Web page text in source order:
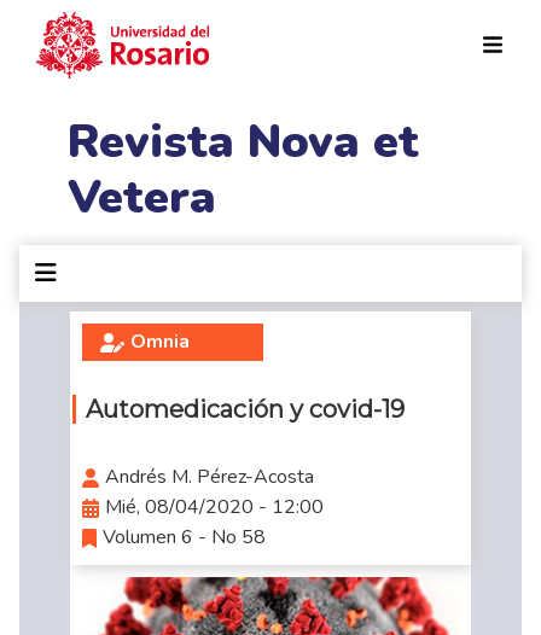
Revista Nova et
Vetera
Omnia
Automedicación y covid-19
Andrés M. Pérez-Acosta
Mié, 08/04/2020 - 12:00
Volumen 6 - No 58